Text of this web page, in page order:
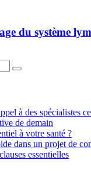
du système
à des spécialistes
de demain
à votre santé ?
dans un projet de
essentielles